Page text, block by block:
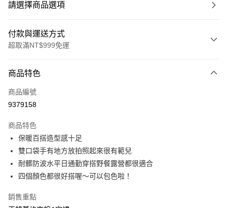
請選擇商品選項
付款與運送方式
超取滿NT$999免運
信用卡一次付款
信用卡分期付款
合作金庫商業銀行
華南商業銀行
上海商業儲蓄銀行
台北富邦商業銀行
國泰世華商業銀行
兆豐國際商業銀行
臺灣中小企業銀行
台中商業銀行
聯邦商業銀行
元大商業銀行
6 期 0 利率 每期
華南商業銀行
彰化商業銀行
上海商業儲蓄銀行
台北富邦商業銀行
國泰世華商業銀行
兆豐國際商業銀行
匯豐（台灣）商業銀行
12 期 0 利率 每期NT$56
合作金庫商業銀行
第一商業銀行
上海商業儲蓄銀行
台北富邦商業銀行
國泰世華商業銀行
臺灣中小企業銀行
24 期 0 利率 每期 NT$28
合作金庫商業銀行
第一商業銀行
上海商業儲蓄銀行
兆豐國際商業銀行
超商取貨付款
LINE Pay
商品特色
商品編號
9379158
商品特色
保暖百搭造型感十足
雙口袋手有地方放拍照起來很有範兒
耐髒防波水平日通勤穿搭野餐露營都很適合
四個顏色都很好搭喔～可以包色啦！
銷售重點